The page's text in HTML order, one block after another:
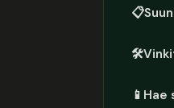
📋
🛠️
📱 Hae